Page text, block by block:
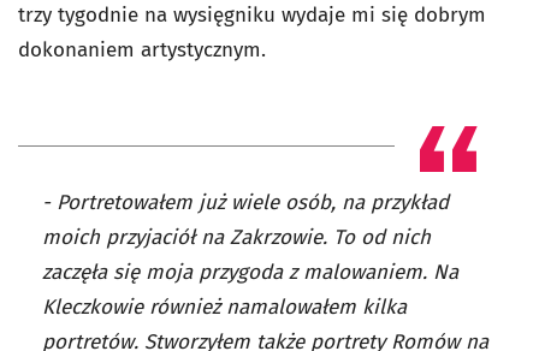
trzy tygodnie na wysięgniku wydaje mi się dobrym
dokonaniem artystycznym.
- Portretowałem już wiele osób, na przykład
moich przyjaciół na Zakrzowie. To od nich
zaczęła się moja przygoda z malowaniem. Na
Kleczkowie również namalowałem kilka
portretów. Stworzyłem także portrety Romów na